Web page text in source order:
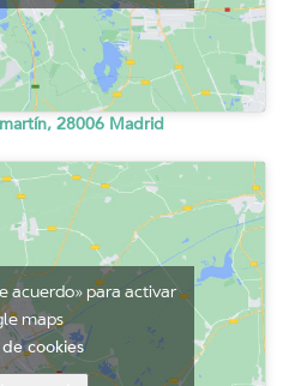
28006 Madrid
acuerdo» para activar
maps
cookies